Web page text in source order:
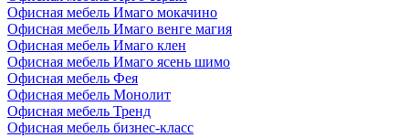
Офисная мебель Имаго мокачино
Офисная мебель Имаго венге магия
Офисная мебель Имаго клен
Офисная мебель Имаго ясень шимо
Офисная мебель Фея
Офисная мебель Монолит
Офисная мебель Тренд
Офисная мебель бизнес-класс